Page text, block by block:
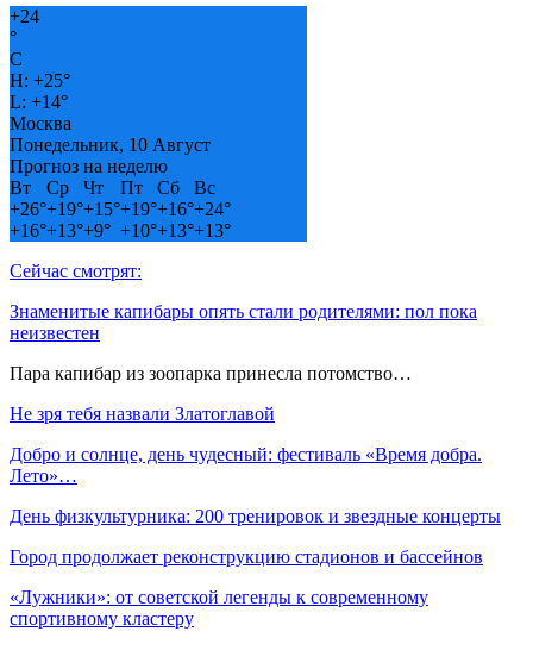
+24
°
C
H: +25°
L: +14°
Москва
Понедельник, 10 Август
Прогноз на неделю
Вт
Ср Чт Пт Сб
Вс
+26°+19°+15°+19°+16°+24°
+16°+13°+9° +10°+13°+13°
Сейчас смотрят:
Знаменитые капибары опять стали родителями: пол пока
неизвестен
Пара капибар из зоопарка принесла потомство…
Не зря тебя назвали Златоглавой
Добро и солнце, день чудесный: фестиваль «Время добра.
Лето»…
День физкультурника: 200 тренировок и звездные концерты
Город продолжает реконструкцию стадионов и бассейнов
«Лужники»: от советской легенды к современному
спортивному кластеру